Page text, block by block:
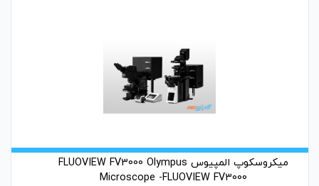
میکروسکوپ المپیوس FLUOVIEW FV3000 Olympus
Microscope -FLUOVIEW FV3000